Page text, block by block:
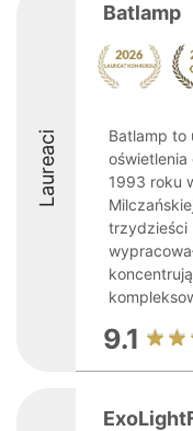
Laureaci
Batlamp
Batlamp to
oświetlenia
1993 roku
trzydzieści
9.1